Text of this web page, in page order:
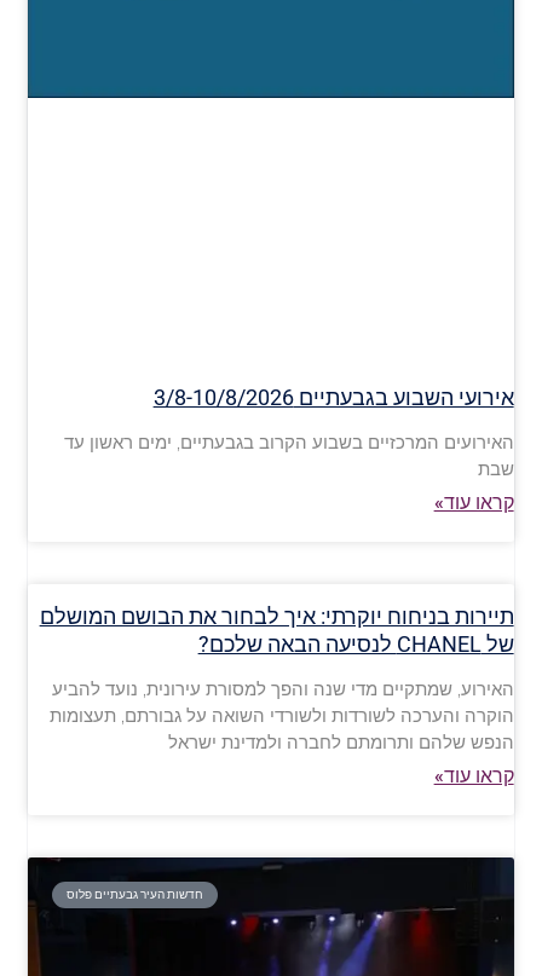
אירועי השבוע בגבעתיים 3/8-10/8/2026
האירועים המרכזיים בשבוע הקרוב בגבעתיים, ימים ראשון עד
שבת
קראו עוד»
תיירות בניחוח יוקרתי: איך לבחור את הבושם המושלם
של CHANEL לנסיעה הבאה שלכם?
האירוע, שמתקיים מדי שנה והפך למסורת עירונית, נועד להביע
הוקרה והערכה לשורדות ולשורדי השואה על גבורתם, תעצומות
הנפש שלהם ותרומתם לחברה ולמדינת ישראל
קראו עוד»
חדשות העיר גבעתיים פלוס